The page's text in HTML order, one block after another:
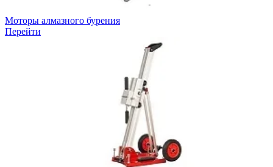
Моторы алмазного бурения
Перейти